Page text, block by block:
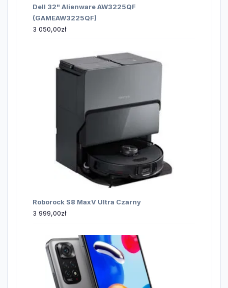
Dell 32" Alienware AW3225QF
(GAMEAW3225QF)
3 050,00zł
Roborock S8 MaxV Ultra Czarny
3 999,00zł